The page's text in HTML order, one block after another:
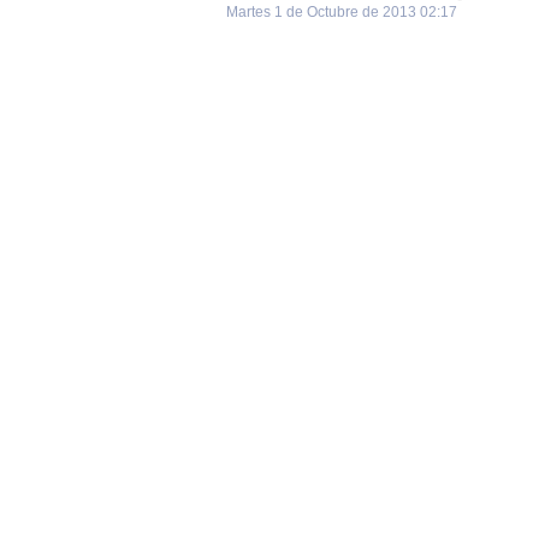
Martes 1 de Octubre de 2013 02:17